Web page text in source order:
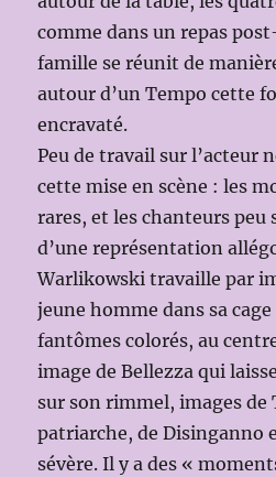
comme dans un repas
famille se réunit de
autour d’un Tempo cette
encravaté.
Peu de travail sur l’acteur
cette mise en scène : les
rares, et les chanteurs peu
d’une représentation
Warlikowski travaille par
jeune homme dans sa cage
fantômes colorés, au
image de Bellezza qui
sur son rimmel, images de
patriarche, de Disinganno
sévère. Il y a des «